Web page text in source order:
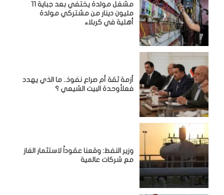
مشغل مولدة يختفي بعد جباية 11
مليون دينار من مشتركي مولدة
أهلية في كربلاء
أزمة ثقة أم صراع نفوذ.. ما الذي يهدد
فعلاًوحدة البيت الشيعي ؟
وزير النفط: وقعنا عقوداً لاستثمار الغاز
مع شركات عالمية